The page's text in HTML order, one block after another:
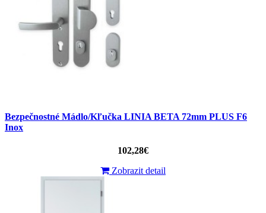
Bezpečnostné Mádlo/Kľučka LINIA BETA 72mm PLUS F6
Inox
102,28€
Zobrazit detail